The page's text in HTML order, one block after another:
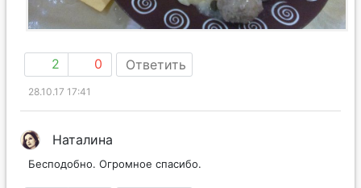
2 0 Ответить
28.10.17 17:41
Наталина
Бесподобно. Огромное спасибо.